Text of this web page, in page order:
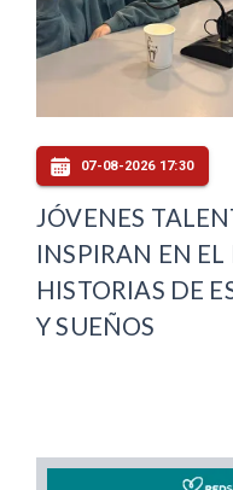
07-08-2026 17:30
JÓVENES
INSPIRAN EN
HISTORIAS DE
Y SUEÑOS